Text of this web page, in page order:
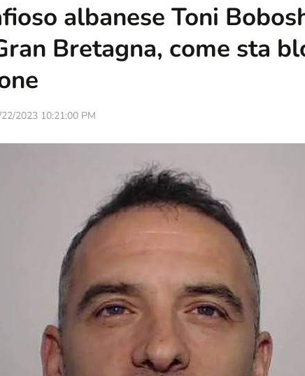
albanese Toni
Bretagna, come sta
2023 10:21:00 PM